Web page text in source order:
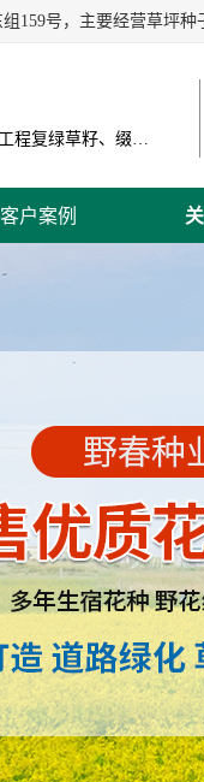
主营产品: 进口草坪种子、草花种子、牧草种子、灌木种子、工程复绿草籽、缀花组合种子
客户案例